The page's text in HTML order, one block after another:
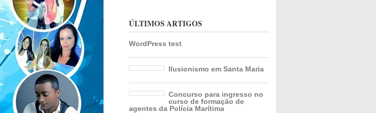
ÚLTIMOS ARTIGOS
WordPress test
Ilusionismo em Santa Maria
Concurso para ingresso no
curso de formação de
agentes da Polícia Marítima